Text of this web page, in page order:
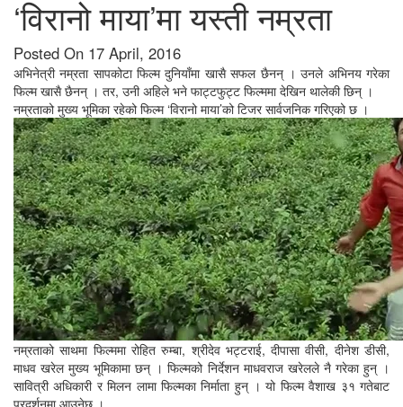
‘विरानो माया’मा यस्ती नम्रता
Posted On 17 April, 2016
अभिनेत्री नम्रता सापकोटा फिल्म दुनियाँमा खासै सफल छैनन् । उनले अभिनय गरेका
फिल्म खासै छैनन् । तर, उनी अहिले भने फाट्टफुट्ट फिल्ममा देखिन थालेकी छिन् ।
नम्रताको मुख्य भूमिका रहेको फिल्म ‘विरानो माया’को टिजर सार्वजनिक गरिएको छ ।
नम्रताको साथमा फिल्ममा रोहित रुम्बा, श्रीदेव भट्टराई, दीपासा वीसी, दीनेश डीसी,
माधव खरेल मुख्य भूमिकामा छन् । फिल्मको निर्देशन माधवराज खरेलले नै गरेका हुन् ।
सावित्री अधिकारी र मिलन लामा फिल्मका निर्माता हुन् । यो फिल्म वैशाख ३१ गतेबाट
प्रदर्शनमा आउनेछ ।